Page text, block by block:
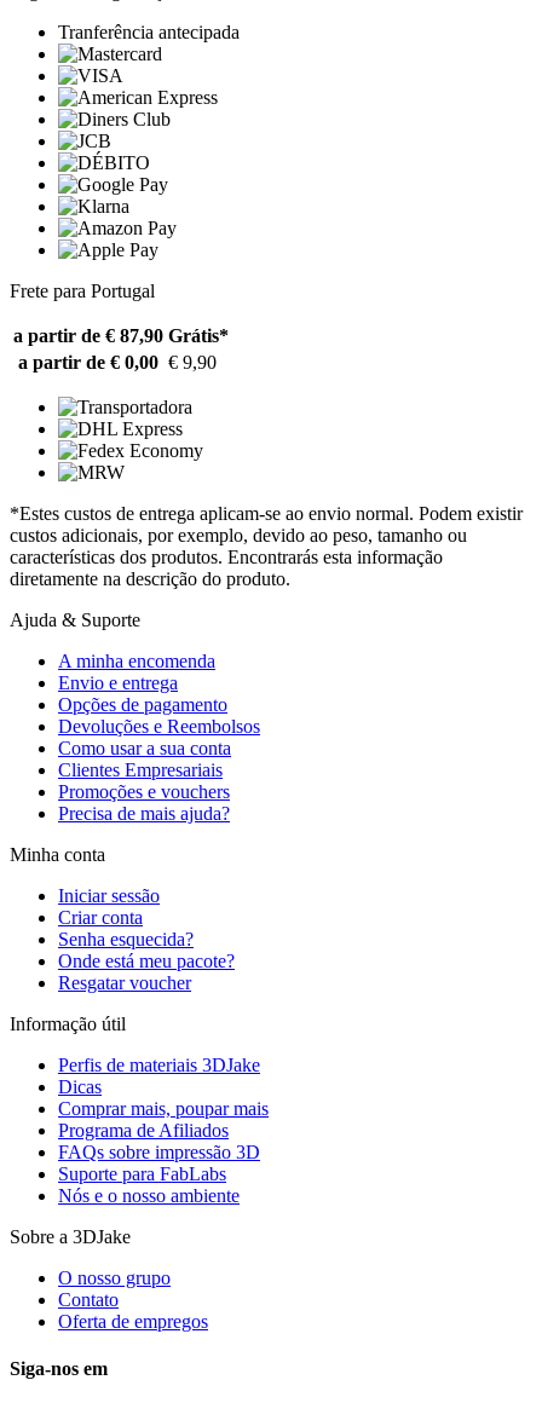
Tranferência antecipada
Frete para Portugal
a partir de € 87,90 Grátis*
a partir de € 0,00 € 9,90
*Estes custos de entrega aplicam-se ao envio normal. Podem existir
custos adicionais, por exemplo, devido ao peso, tamanho ou
características dos produtos. Encontrarás esta informação
diretamente na descrição do produto.
Ajuda & Suporte
A minha encomenda
Envio e entrega
Opções de pagamento
Devoluções e Reembolsos
Como usar a sua conta
Clientes Empresariais
Promoções e vouchers
Precisa de mais ajuda?
Minha conta
Iniciar sessão
Criar conta
Senha esquecida?
Onde está meu pacote?
Resgatar voucher
Informação útil
Perfis de materiais 3DJake
Dicas
Comprar mais, poupar mais
Programa de Afiliados
FAQs sobre impressão 3D
Suporte para FabLabs
Nós e o nosso ambiente
Sobre a 3DJake
O nosso grupo
Contato
Oferta de empregos
Siga-nos em